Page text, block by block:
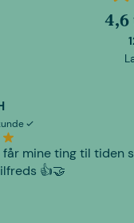
4,6
får mine ting til tiden
👍🤝